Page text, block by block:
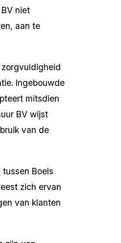
niet
aan te
Ingebouwde
mitsdien
BV wijst
van de
Boels
zich ervan
van klanten